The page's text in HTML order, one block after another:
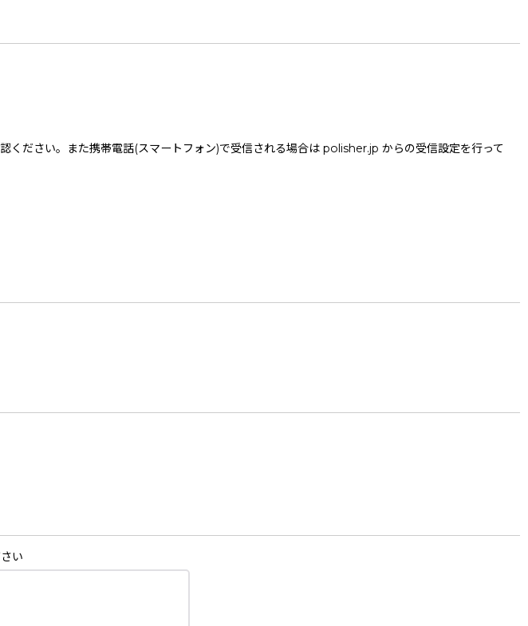
ださい。また携帯電話(スマートフォン)で受信される場合は polisher.jp からの受信設定を行って
い